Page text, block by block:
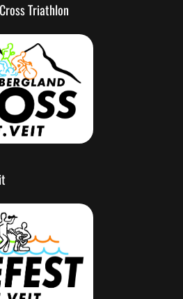
Triathlon